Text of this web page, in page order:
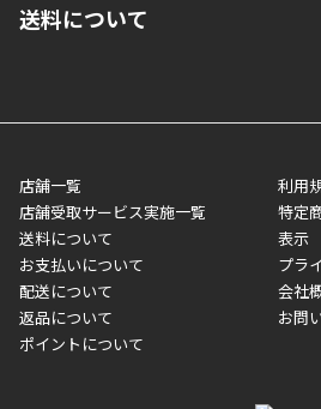
■代金引換(代引)※手数料がかかります
■商品によっては一部決済方法が使用で
す。
ご注文が確認出来次第、1～4営業日に
業日にてお引渡しとなります。(離島な
メーカー直送品など一部商品について
制限がかかる場合がございます。また
異なる場合がございます。対象商品の説
い。
■店舗受取をご選択いただいた場合
ご注文が確認出来次第、お受取される
をさせていただきます。店舗に在庫が
送料について
店舗一覧
店舗受取サービス実施一覧
送料について
お支払いについて
配送について
返品について
ポイントについて
利用
特定
表示
プラ
会社
お問